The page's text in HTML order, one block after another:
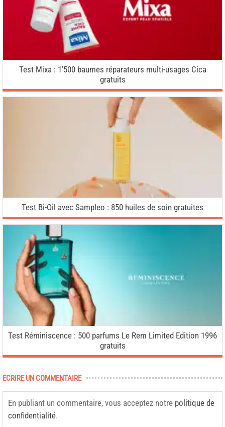
Test Mixa : 1’500 baumes réparateurs multi-usages Cica
gratuits
Test Bi-Oil avec Sampleo : 850 huiles de soin gratuites
Test Réminiscence : 500 parfums Le Rem Limited Edition 1996
gratuits
ECRIRE UN COMMENTAIRE
En publiant un commentaire, vous acceptez notre politique de
confidentialité.